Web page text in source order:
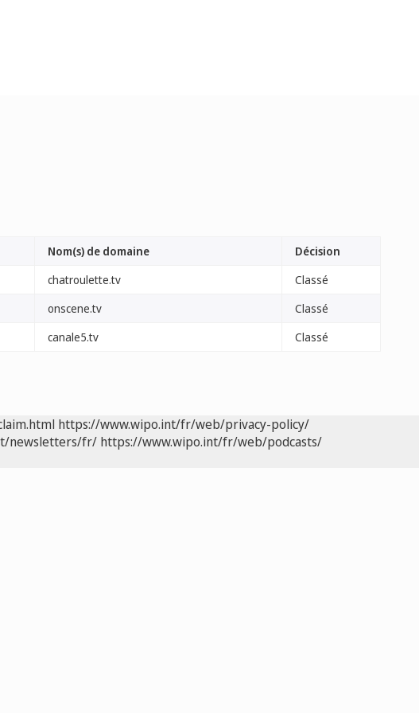
Nom(s) de domaine
Décision
chatroulette.tv
Classé
onscene.tv
Classé
canale5.tv Classé
https://www.wipo.int/fr/web/privacy-policy/
newsletters/fr/ https://www.wipo.int/fr/web/podcasts/